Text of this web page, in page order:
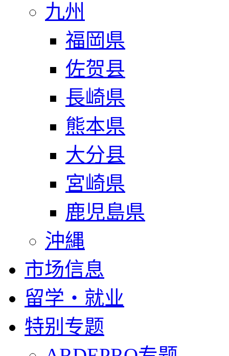
九州
福岡県
佐贺县
長崎県
熊本県
大分县
宮崎県
鹿児島県
沖縄
市场信息
留学・就业
特别专题